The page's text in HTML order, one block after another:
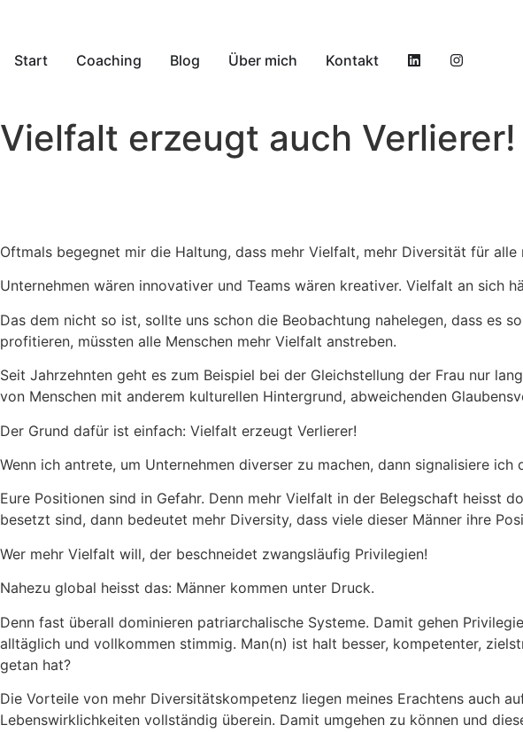
Start Coaching Blog Über mich Kontakt
Vielfalt erzeugt auch Verlierer!
Oftmals begegnet mir die Haltung, dass mehr Vielfalt, mehr Diversität für alle
Unternehmen wären innovativer und Teams wären kreativer. Vielfalt an sich
Das dem nicht so ist, sollte uns schon die Beobachtung nahelegen, dass es
profitieren, müssten alle Menschen mehr Vielfalt anstreben.
Seit Jahrzehnten geht es zum Beispiel bei der Gleichstellung der Frau nur
von Menschen mit anderem kulturellen Hintergrund, abweichenden
Der Grund dafür ist einfach: Vielfalt erzeugt Verlierer!
Wenn ich antrete, um Unternehmen diverser zu machen, dann signalisiere
Eure Positionen sind in Gefahr. Denn mehr Vielfalt in der Belegschaft heisst
besetzt sind, dann bedeutet mehr Diversity, dass viele dieser Männer ihre
Wer mehr Vielfalt will, der beschneidet zwangsläufig Privilegien!
Nahezu global heisst das: Männer kommen unter Druck.
Denn fast überall dominieren patriarchalische Systeme. Damit gehen
alltäglich und vollkommen stimmig. Man(n) ist halt besser, kompetenter,
getan hat?
Die Vorteile von mehr Diversitätskompetenz liegen meines Erachtens auch
Lebenswirklichkeiten vollständig überein. Damit umgehen zu können und